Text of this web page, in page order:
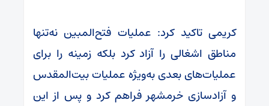
کریمی تاکید کرد: عملیات فتح‌المبین نه‌تنها
مناطق اشغالی را آزاد کرد بلکه زمینه را برای
عملیات‌های بعدی به‌ویژه عملیات بیت‌المقدس
و آزادسازی خرمشهر فراهم کرد و پس از این